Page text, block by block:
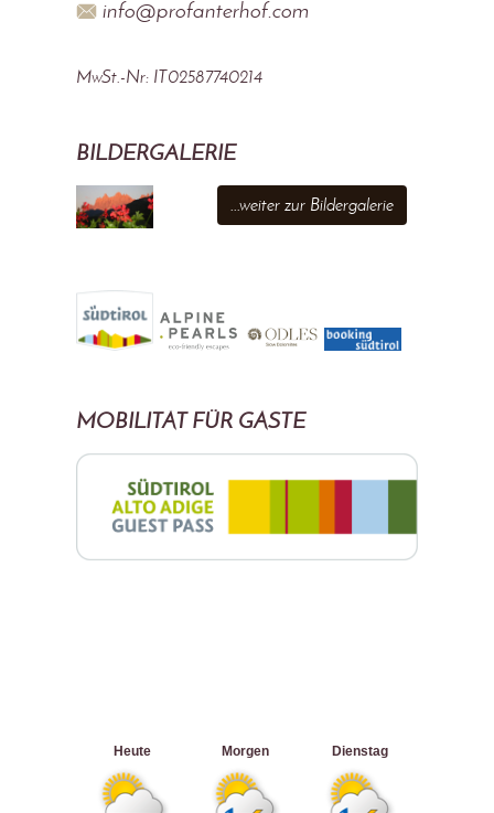
info@profanterhof.com
MwSt.-Nr: IT02587740214
BILDERGALERIE
...weiter zur Bildergalerie
MOBILITÄT FÜR GÄSTE
Heute Morgen Dienstag